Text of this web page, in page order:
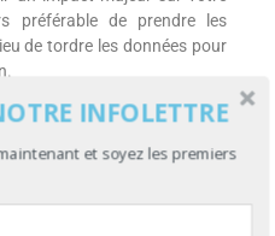
préférable de prendre les
de tordre les données pour
libre INFOLETTRE
et soyez les premiers